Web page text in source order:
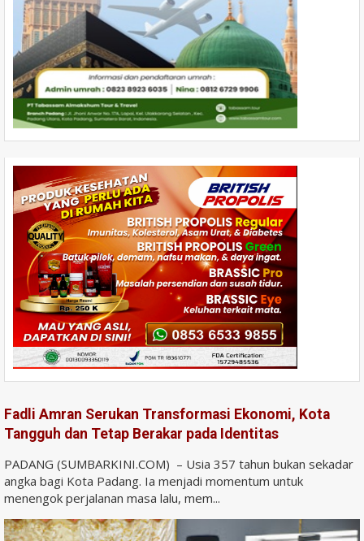
Fadli Amran Serukan Transformasi Ekonomi, Kota
Tangguh dan Tetap Berakar pada Identitas
PADANG (SUMBARKINI.COM) – Usia 357 tahun bukan sekadar
angka bagi Kota Padang. Ia menjadi momentum untuk
menengok perjalanan masa lalu, mem...